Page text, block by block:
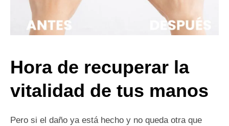
Hora de recuperar la
vitalidad de tus manos
Pero si el daño ya está hecho y no queda otra que